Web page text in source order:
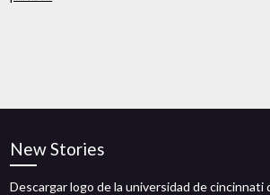
New Stories
Descargar logo de la universidad de cincinnati